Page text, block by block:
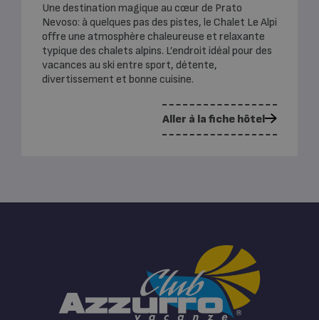
Une destination magique au cœur de Prato
Nevoso: à quelques pas des pistes, le Chalet Le Alpi
offre une atmosphère chaleureuse et relaxante
typique des chalets alpins. L’endroit idéal pour des
vacances au ski entre sport, détente,
divertissement et bonne cuisine.
Aller à la fiche hôtel